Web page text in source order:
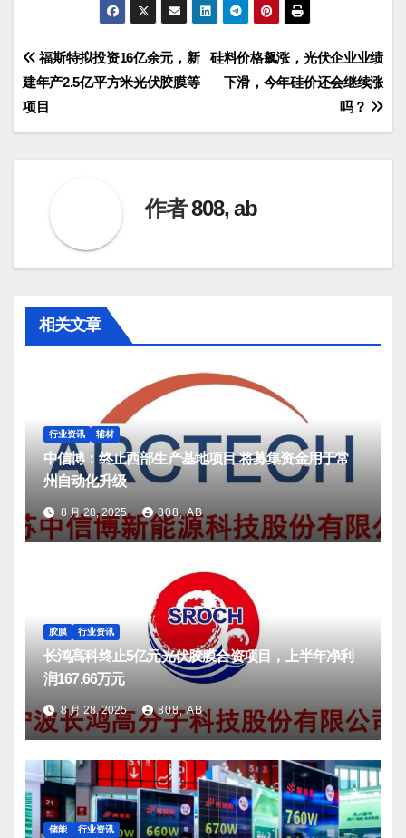
文
章
导
硅料价格飙涨，光伏企业业绩
下滑，今年硅价还会继续涨
吗？
福斯特拟投资16亿余元，新
建年产2.5亿平方米光伏胶膜等
项目
作者808, ab
相关文章
行业资讯 辅材
中信博：终止西部生产基地项目 将募集资金用于常
州自动化升级
8 月 28, 2025 808, AB
胶膜 行业资讯
长鸿高科终止5亿元光伏胶膜合资项目，上半年净利
润167.66万元
8 月 28, 2025 808, AB
储能 行业资讯